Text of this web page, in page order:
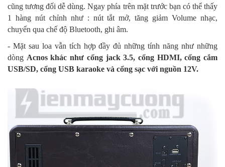
cũng tương đối dễ dùng. Ngay phía trên mặt trước bạn có thể thấy
1 hàng nút chỉnh như : nút tắt mở, tăng giảm Volume nhạc,
chuyển qua chế độ Bluetooth, ghi âm.
- Mặt sau loa vẫn tích hợp đầy đủ những tính năng như những
dòng Acnos khác như cổng jack 3.5, cổng HDMI, cổng cắm
USB/SD, cổng USB karaoke và cổng sạc với nguồn 12V.